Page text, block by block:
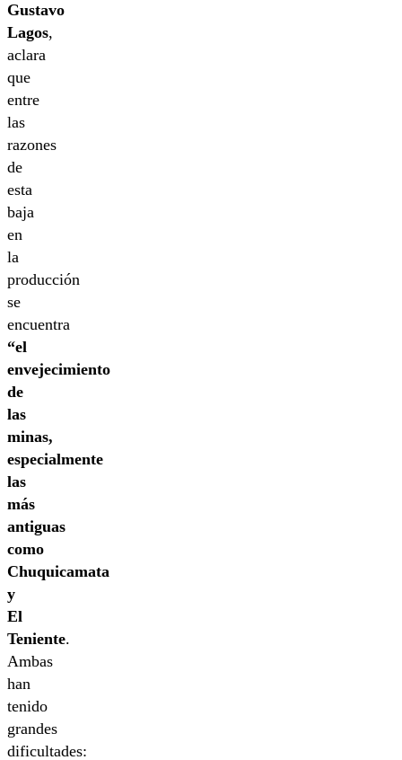
Gustavo
Lagos,
aclara
que
entre
las
razones
de
esta
baja
en
la
producción
se
encuentra
“el
envejecimiento
de
las
minas,
especialmente
las
más
antiguas
como
Chuquicamata
y
El
Teniente.
Ambas
han
tenido
grandes
dificultades: